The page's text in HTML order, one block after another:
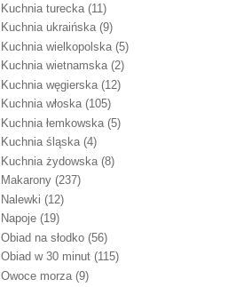
Kuchnia turecka (11)
Kuchnia ukraińska (9)
Kuchnia wielkopolska (5)
Kuchnia wietnamska (2)
Kuchnia węgierska (12)
Kuchnia włoska (105)
Kuchnia łemkowska (5)
Kuchnia śląska (4)
Kuchnia żydowska (8)
Makarony (237)
Nalewki (12)
Napoje (19)
Obiad na słodko (56)
Obiad w 30 minut (115)
Owoce morza (9)